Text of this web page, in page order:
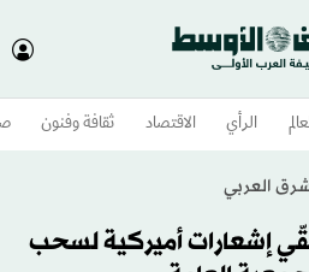
الرأي الاقتصاد ثقافة وفنون
العربي
إشعارات أميركية لسحب